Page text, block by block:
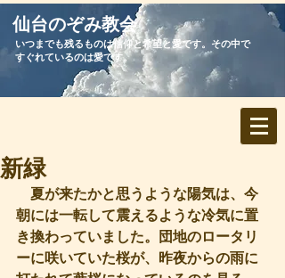
​仙台のぞみ教会
いつまでも残るものは信仰と希望と愛です。その中で
すぐれているのは愛です。
新緑
夏が来たかと思うような陽気は、今
朝には一転して震えるような冷気に置
き換わっていました。団地のロータリ
ーに咲いていた桜が、昨夜からの雨に